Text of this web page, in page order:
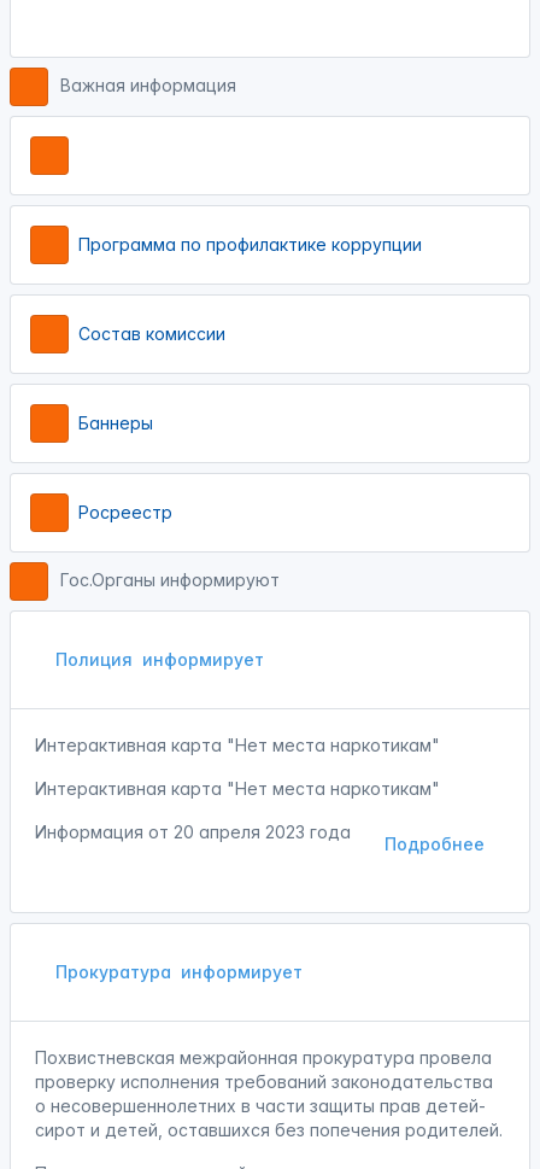
Важная информация
Программа по профилактике коррупции
Состав комиссии
Баннеры
Росреестр
Гос.Органы информируют
Полиция информирует
Интерактивная карта "Нет места наркотикам"
Интерактивная карта "Нет места наркотикам"
Подробнее
Информация от 20 апреля 2023 года
Прокуратура информирует
Похвистневская межрайонная прокуратура провела
проверку исполнения требований законодательства
о несовершеннолетних в части защиты прав детей-
сирот и детей, оставшихся без попечения родителей.